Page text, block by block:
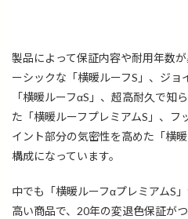
製品によって保証内容や耐用年数
ーシックな「横暖ルーフS」、ジョ
「横暖ルーフαS」、超高耐久で知
た「横暖ルーフプレミアムS」、フ
イント部分の気密性を高めた「横
構成になっています。
中でも「横暖ルーフαプレミアムS
高い商品で、20年の変退色保証が